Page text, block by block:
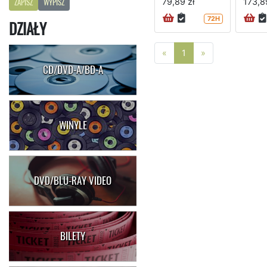
ZAPISZ WYPISZ
DZIAŁY
CD/DVD-A/BD-A
WINYLE
DVD/BLU-RAY VIDEO
BILETY
72H
« Poprzednia strona
1 »